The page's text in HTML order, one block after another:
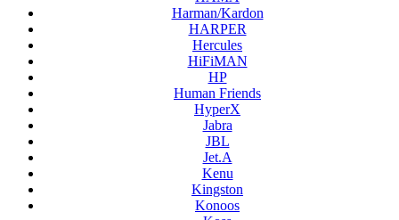
Harman/Kardon
HARPER
Hercules
HiFiMAN
HP
Human Friends
HyperX
Jabra
JBL
Jet.A
Kenu
Kingston
Konoos